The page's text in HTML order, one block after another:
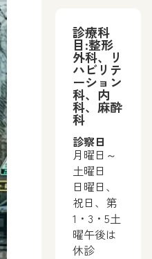
診療科
目:整形
外科、リ
ハビリテ
ーション
科、内
科、麻酔
科
診察日
月曜日～
土曜日
日曜日、
祝日、第
1・3・5土
曜午後は
休診